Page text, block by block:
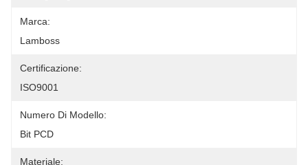
Marca:
Lamboss
Certificazione:
ISO9001
Numero Di Modello:
Bit PCD
Materiale: